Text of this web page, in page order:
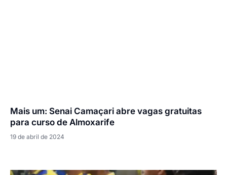
Mais um: Senai Camaçari abre vagas gratuitas
para curso de Almoxarife
19 de abril de 2024